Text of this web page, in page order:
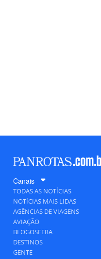
Canais
TODAS AS NOTÍCIAS
NOTÍCIAS MAIS LIDAS
AGÊNCIAS DE VIAGENS
AVIAÇÃO
BLOGOSFERA
DESTINOS
GENTE